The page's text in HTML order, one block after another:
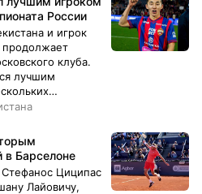
России
и игрок
продолжает
клуба.
лучшим
был
по
в Барселоне
Циципас
Лайовичу,